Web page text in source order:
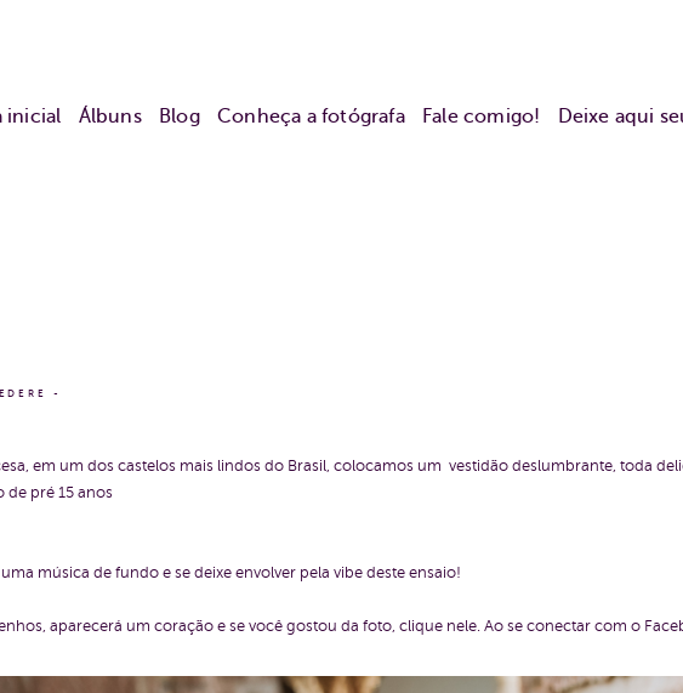
inicial Álbuns Blog Conheça a fotógrafa Fale comigo! Deixe aqui
em um dos castelos mais lindos do Brasil, colocamos um vestidão deslumbrante, toda
de pré 15 anos
música de fundo e se deixe envolver pela vibe deste ensaio!
aparecerá um coração e se você gostou da foto, clique nele. Ao se conectar com o